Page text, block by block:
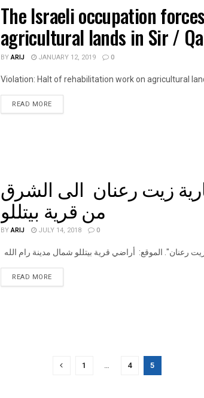
The Israeli occupation
agricultural lands in Sir /
BYARIJ JANUARY 12, 2019 0
Violation: Halt of rehabilitation work on agricultural
READ MOREDETAILS
زيت رعنان الى الشرق
من قرية بيتللو
BYARIJ JULY 14, 2018 0
READ MOREDETAILS
1 … 4 5